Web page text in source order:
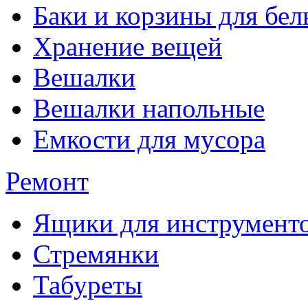
Баки и корзины для
Хранение вещей
Вешалки
Вешалки напольные
Емкости для мусора
Ремонт
Ящики для
Стремянки
Табуреты